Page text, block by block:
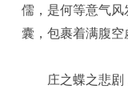
儒，是何等意气
囊，包裹着满腹空
庄之蝶之悲剧，